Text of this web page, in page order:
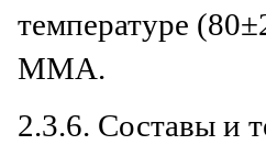
температуре
ММА.
2.3.6. Составы и